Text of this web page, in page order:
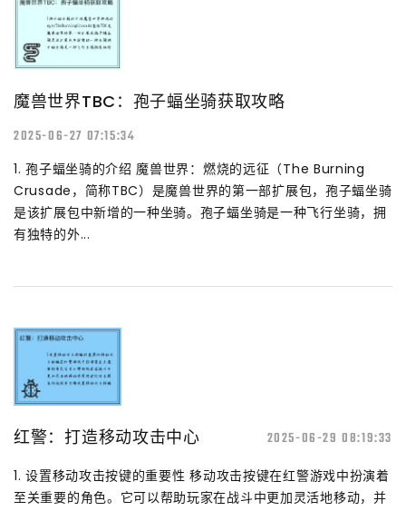
魔兽世界TBC：孢子蝠坐骑获取攻略
2025-06-27 07:15:34
1. 孢子蝠坐骑的介绍 魔兽世界：燃烧的远征（The Burning
Crusade，简称TBC）是魔兽世界的第一部扩展包，孢子蝠坐骑
是该扩展包中新增的一种坐骑。孢子蝠坐骑是一种飞行坐骑，拥
有独特的外...
红警：打造移动攻击中心 2025-06-29 08:19:33
1. 设置移动攻击按键的重要性 移动攻击按键在红警游戏中扮演着
至关重要的角色。它可以帮助玩家在战斗中更加灵活地移动，并